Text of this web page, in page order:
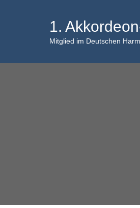
1.
Mitglied im Deutschen